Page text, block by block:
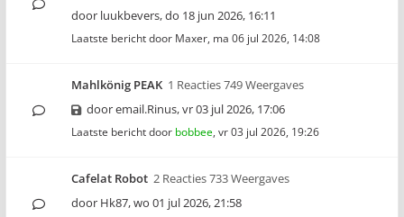
door luukbevers,do 18 jun 2026, 16:11
Laatste bericht door Maxer, ma 06 jul 2026, 14:08
Mahlkönig PEAK 1 Reacties 749 Weergaves
dooremail.Rinus,vr 03 jul 2026, 17:06
Laatste bericht door bobbee, vr 03 jul 2026, 19:26
Cafelat Robot 2 Reacties 733 Weergaves
door Hk87,wo 01 jul 2026, 21:58